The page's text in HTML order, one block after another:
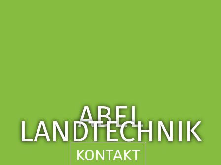
ABEL
LANDTECHNIK
KONTAKT